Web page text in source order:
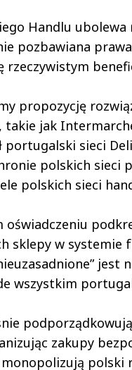
Handlu
pozbawiana
rzeczywistym
propozycję
takie jak
portugalski sieci
polskich sieci
polskich sieci
oświadczeniu
sklepy w systemie
wszystkim
zakupy
polski